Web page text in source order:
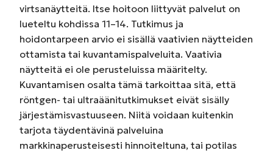
virtsanäytteitä. Itse hoitoon liittyvät palvelut on
lueteltu kohdissa 11–14. Tutkimus ja
hoidontarpeen arvio ei sisällä vaativien näytteiden
ottamista tai kuvantamispalveluita. Vaativia
näytteitä ei ole perusteluissa määritelty.
Kuvantamisen osalta tämä tarkoittaa sitä, että
röntgen- tai ultraäänitutkimukset eivät sisälly
järjestämisvastuuseen. Niitä voidaan kuitenkin
tarjota täydentävinä palveluina
markkinaperusteisesti hinnoiteltuna, tai potilas